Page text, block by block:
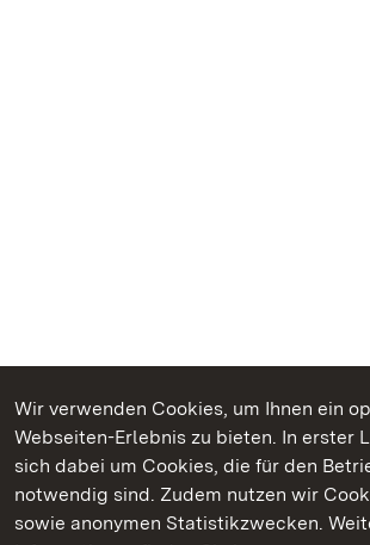
Wir verwenden Cookies, um Ihnen ein
Webseiten-Erlebnis zu bieten. In erster
sich dabei um Cookies, die für den
notwendig sind. Zudem nutzen wir
sowie anonymen Statistikzwecken.
Kommen. Staunen. Genießen.